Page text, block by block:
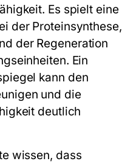
Es spielt eine
der Proteinsynthese,
der Regeneration
Ein
kann den
und die
deutlich
wissen, dass